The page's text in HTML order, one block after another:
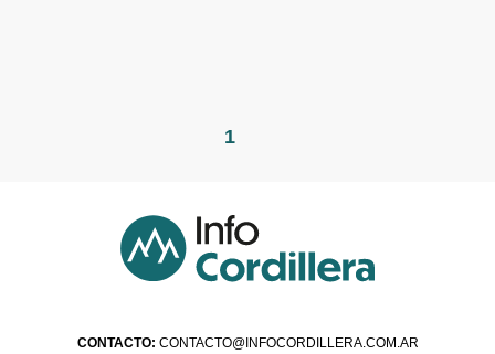
1
CONTACTO: CONTACTO@INFOCORDILLERA.COM.AR